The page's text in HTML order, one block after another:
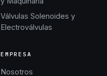
Válvulas Solenoides y
Electroválvulas
EMPRESA
Nosotros